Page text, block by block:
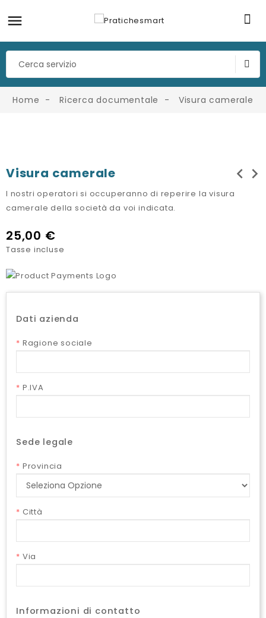
Home Ricerca documentale Visura camerale
Visura camerale chevron_left chevron_right
I nostri operatori si occuperanno di reperire la visura
camerale della società da voi indicata.
25,00 €
Tasse incluse
Dati azienda
* Ragione sociale
* P.IVA
Sede legale
* Provincia
* Città
* Via
Informazioni di contatto